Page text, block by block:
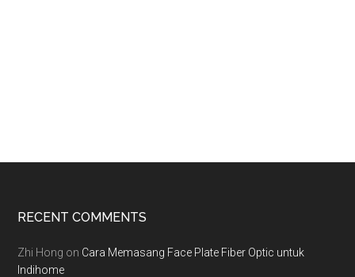
Footer
RECENT COMMENTS
Zhi Hong on Cara Memasang Face Plate Fiber Optic untuk
Indihome